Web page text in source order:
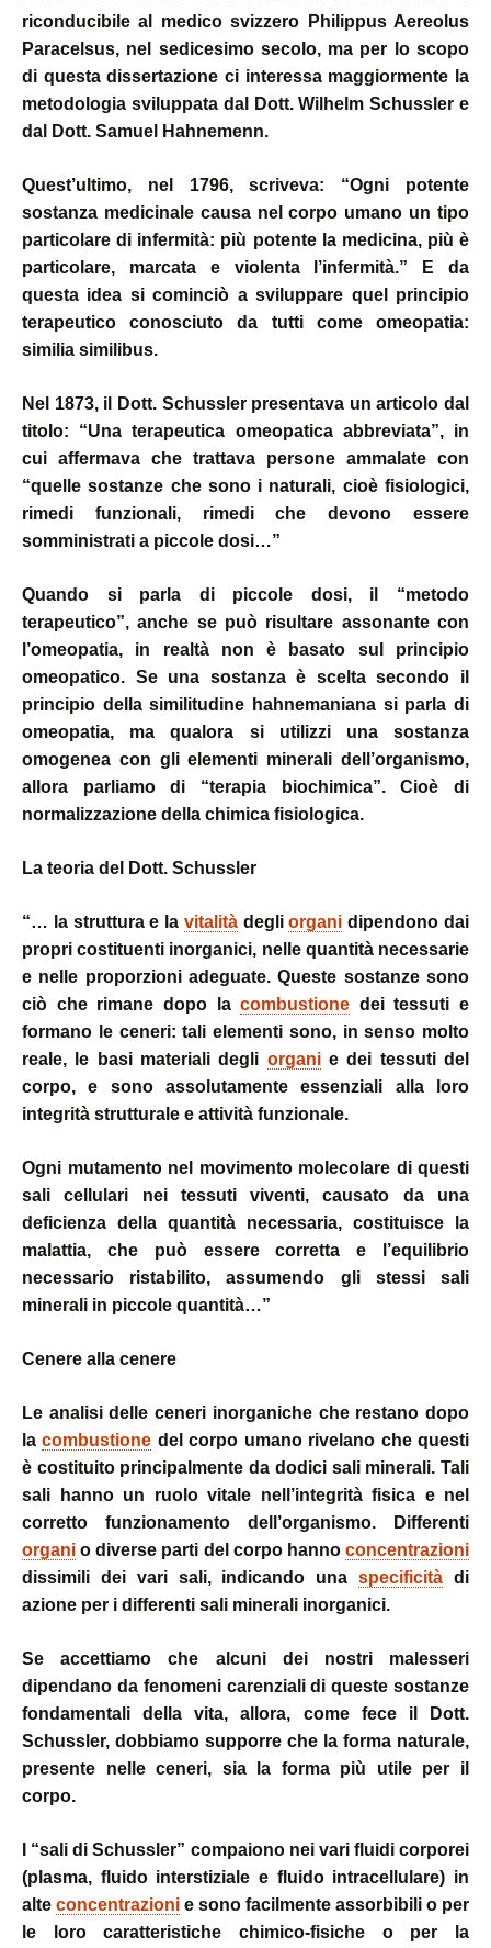
riconducibile al medico svizzero Philippus Aereolus
Paracelsus, nel sedicesimo secolo, ma per lo scopo
di questa dissertazione ci interessa maggiormente la
metodologia sviluppata dal Dott. Wilhelm Schussler e
dal Dott. Samuel Hahnemenn.
Quest’ultimo, nel 1796, scriveva: “Ogni potente
sostanza medicinale causa nel corpo umano un tipo
particolare di infermità: più potente la medicina, più è
particolare, marcata e violenta l’infermità.”
E da
questa idea si cominciò a sviluppare quel principio
terapeutico conosciuto da tutti come omeopatia:
similia similibus.
Nel 1873, il Dott. Schussler presentava un articolo dal
titolo: “Una terapeutica omeopatica abbreviata”, in
cui affermava che trattava persone ammalate con
“quelle sostanze che sono i naturali, cioè fisiologici,
rimedi funzionali, rimedi che devono essere
somministrati a piccole dosi…”
Quando si parla di piccole dosi, il “metodo
terapeutico”, anche se può risultare assonante con
l’omeopatia, in realtà non è basato sul principio
omeopatico. Se una sostanza è scelta secondo il
principio della similitudine hahnemaniana si parla di
omeopatia, ma qualora si utilizzi una sostanza
omogenea con gli elementi minerali dell’organismo,
allora parliamo di “terapia biochimica”. Cioè di
normalizzazione della chimica fisiologica.
La teoria del Dott. Schussler
“… la struttura e la vitalitàdegliorgani dipendono dai
propri costituenti inorganici, nelle quantità necessarie
e nelle proporzioni adeguate. Queste sostanze sono
ciò che rimane dopo lacombustione dei tessuti e
formano le ceneri: tali elementi sono, in senso molto
reale, le basi materiali degli organie dei tessuti del
corpo, e sono assolutamente essenziali alla loro
integrità strutturale e attività funzionale.
Ogni mutamento nel movimento molecolare di questi
sali cellulari nei tessuti viventi, causato da una
deficienza della quantità necessaria, costituisce la
malattia, che può essere corretta e l’equilibrio
necessario ristabilito, assumendo gli stessi sali
minerali in piccole quantità…”
Cenere alla cenere
Le analisi delle ceneri inorganiche che restano dopo
lacombustione del corpo umano rivelano che questi
è costituito principalmente da dodici sali minerali. Tali
sali hanno un ruolo vitale nell’integrità fisica e nel
corretto funzionamento dell’organismo. Differenti
organi o diverse parti del corpo hanno concentrazioni
dissimili dei vari sali, indicando unaspecificità di
azione per i differenti sali minerali inorganici.
Se accettiamo che alcuni dei nostri malesseri
dipendano da fenomeni carenziali di queste sostanze
fondamentali della vita, allora, come fece il Dott.
Schussler, dobbiamo supporre che la forma naturale,
presente nelle ceneri, sia la forma più utile per il
corpo.
I “sali di Schussler” compaiono nei vari fluidi corporei
(plasma, fluido interstiziale e fluido intracellulare) in
alte concentrazioni e sono facilmente assorbibili o per
le loro caratteristiche chimico-fisiche o per la